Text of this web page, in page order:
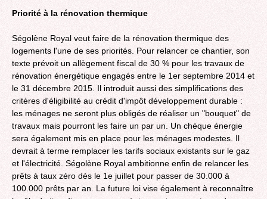
Priorité à la rénovation thermique
Ségolène Royal veut faire de la rénovation thermique des
logements l'une de ses priorités. Pour relancer ce chantier, son
texte prévoit un allègement fiscal de 30 % pour les travaux de
rénovation énergétique engagés entre le 1er septembre 2014 et
le 31 décembre 2015. Il introduit aussi des simplifications des
critères d'éligibilité au crédit d'impôt développement durable :
les ménages ne seront plus obligés de réaliser un "bouquet" de
travaux mais pourront les faire un par un. Un chèque énergie
sera également mis en place pour les ménages modestes. Il
devrait à terme remplacer les tarifs sociaux existants sur le gaz
et l'électricité. Ségolène Royal ambitionne enfin de relancer les
prêts à taux zéro dès le 1e juillet pour passer de 30.000 à
100.000 prêts par an. La future loi vise également à reconnaître